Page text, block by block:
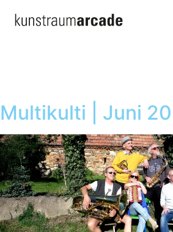
Multikulti | Juni